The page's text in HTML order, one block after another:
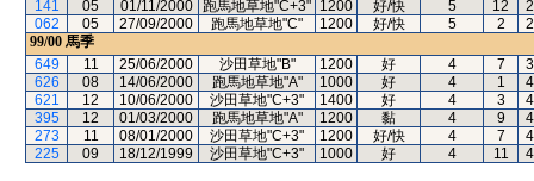
141
05 01/11/2000 跑馬地草地"C+3" 1200 好/快 5 12
062
05 27/09/2000 跑馬地草地"C" 1200 好/快 5 2
99/00 馬季
649
11 25/06/2000 沙田草地"B" 1200 好 4 7
626
08 14/06/2000 跑馬地草地"A" 1000 好 4 1
621
12 10/06/2000 沙田草地"C+3" 1400 好 4 3
395
12 01/03/2000 跑馬地草地"A" 1200 黏 4 9
273
11 08/01/2000 沙田草地"C+3" 1200 好/快 4 7
225
09 18/12/1999 沙田草地"C+3" 1000 好 4 11